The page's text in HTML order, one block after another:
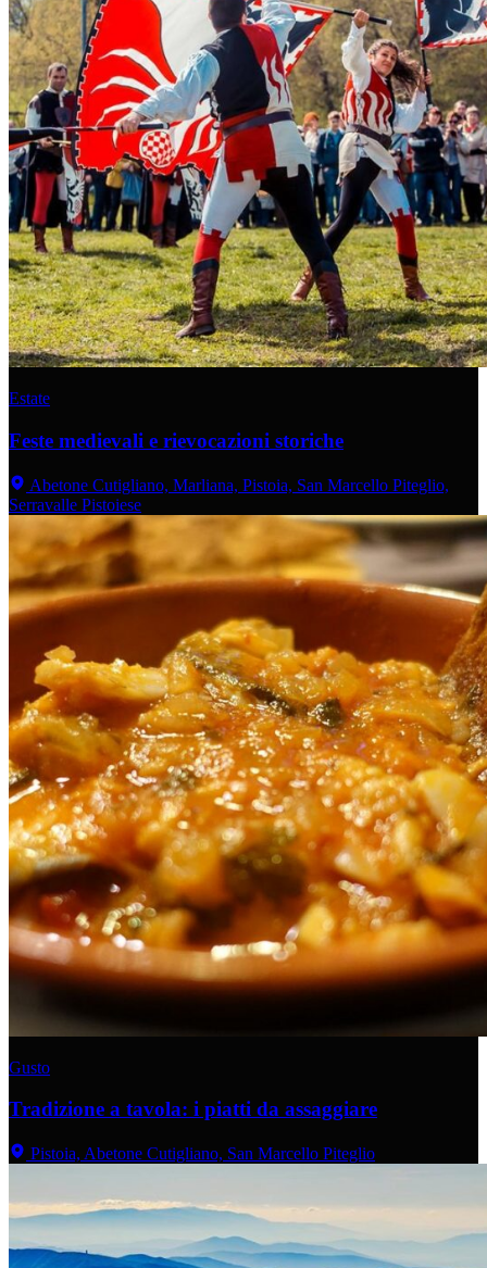
Estate
Feste medievali e rievocazioni storiche
Abetone Cutigliano, Marliana, Pistoia, San Marcello Piteglio,
Serravalle Pistoiese
Gusto
Tradizione a tavola: i piatti da assaggiare
Pistoia, Abetone Cutigliano, San Marcello Piteglio